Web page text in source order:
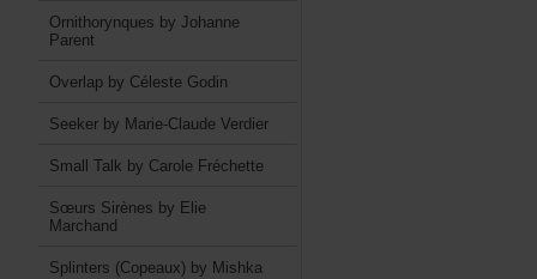
OrnithorynquesbyJohanne
Parent
OverlapbyCélesteGodin
SeekerbyMarie-ClaudeVerdier
SmallTalkbyCaroleFréchette
SœursSirènesbyElie
Marchand
Splinters(Copeaux)byMishka